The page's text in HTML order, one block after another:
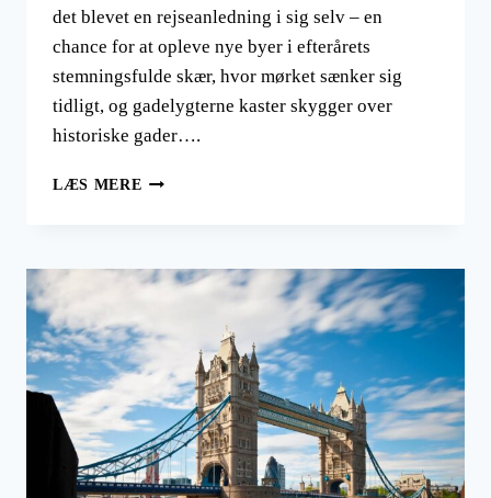
det blevet en rejseanledning i sig selv – en
chance for at opleve nye byer i efterårets
stemningsfulde skær, hvor mørket sænker sig
tidligt, og gadelygterne kaster skygger over
historiske gader….
LÆS MERE HALLOWEEN
SKAL
ÅRETS
MEST
UHYGGELIGE
TID?